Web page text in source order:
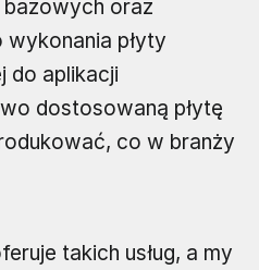
oraz
wykonania płyty
do aplikacji
dostosowaną płytę
co w branży
takich usług, a my